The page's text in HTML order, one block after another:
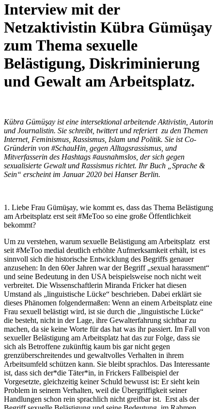
Interview mit der
Netzaktivistin Kübra Gümüşay
zum Thema sexuelle
Belästigung, Diskriminierung
und Gewalt am Arbeitsplatz.
Kübra Gümüşay ist eine intersektional arbeitende Aktivistin, Autorin
und Journalistin. Sie schreibt, twittert und referiert zu den Themen
Internet, Feminismus, Rassismus, Islam und Politik. Sie ist Co-
Gründerin von #SchauHin, gegen Alltagsrassismus, und
Mitverfasserin des Hashtags #ausnahmslos, der sich gegen
sexualisierte Gewalt und Rassismus richtet. Ihr Buch „Sprache &
Sein“ erscheint im Januar 2020 bei Hanser Berlin.
1. Liebe Frau Gümüşay, wie kommt es, dass das Thema Belästigung
am Arbeitsplatz erst seit #MeToo so eine große Öffentlichkeit
bekommt?
Um zu verstehen, warum sexuelle Belästigung am Arbeitsplatz erst
seit #MeToo medial deutlich erhöhte Aufmerksamkeit erhält, ist es
sinnvoll sich die historische Entwicklung des Begriffs genauer
anzusehen: In den 60er Jahren war der Begriff „sexual harassment“
und seine Bedeutung in den USA beispielsweise noch nicht weit
verbreitet. Die Wissenschaftlerin Miranda Fricker hat diesen
Umstand als „linguistische Lücke“ beschrieben. Dabei erklärt sie
dieses Phänomen folgendermaßen: Wenn an einem Arbeitsplatz eine
Frau sexuell belästigt wird, ist sie durch die „linguistische Lücke“
die besteht, nicht in der Lage, ihre Gewalterfahrung sichtbar zu
machen, da sie keine Worte für das hat was ihr passiert. Im Fall von
sexueller Belästigung am Arbeitsplatz hat das zur Folge, dass sie
sich als Betroffene zukünftig kaum bis gar nicht gegen
grenzüberschreitendes und gewaltvolles Verhalten in ihrem
Arbeitsumfeld schützen kann. Sie bleibt sprachlos. Das Interessante
ist, dass sich der*die Täter*in, in Frickers Fallbeispiel der
Vorgesetzte, gleichzeitig keiner Schuld bewusst ist: Er sieht kein
Problem in seinem Verhalten, weil die Übergriffigkeit seiner
Handlungen schon rein sprachlich nicht greifbar ist. Erst als der